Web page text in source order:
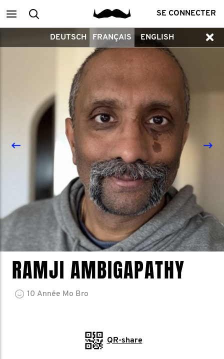
MainRecherche SE CONNECTER
DEUTSCH FRANÇAIS ENGLISH
RAMJI AMBIGAPATHY
10 Année Mo Bro
QR-share